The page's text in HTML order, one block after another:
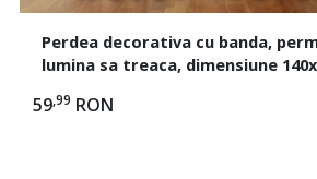
Perdea decorativa cu banda,
lumina sa treaca, dimensiune
59,99 RON